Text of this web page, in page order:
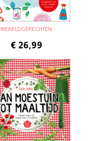
WERELDGERECHTEN
€ 26,99